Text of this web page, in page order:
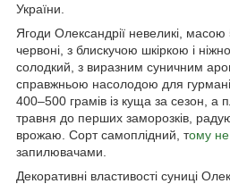
України.
Ягоди Олександрії невеликі, масою
червоні, з блискучою шкіркою і
солодкий, з виразним суничним
справжньою насолодою для
400–500 грамів із куща за сезон, а
травня до перших заморозків,
врожаю. Сорт самоплідний, тому
запилювачами.
Декоративні властивості суниці